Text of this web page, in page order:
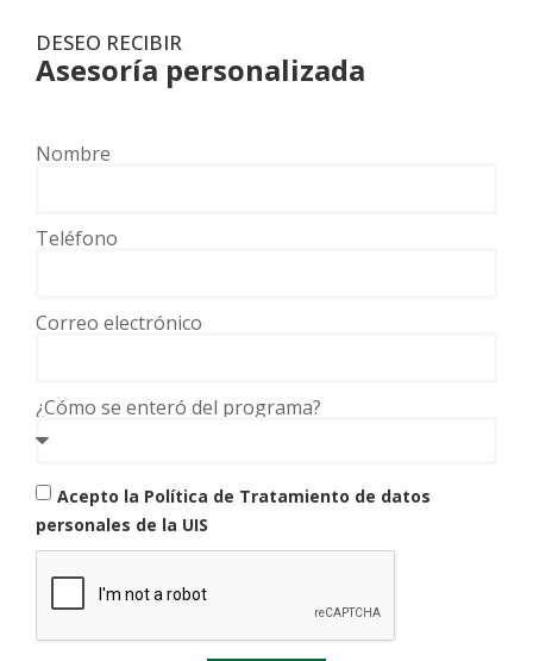
DESEO RECIBIR
Asesoría personalizada
Nombre
Teléfono
Correo electrónico
¿Cómo se enteró del programa?
Acepto la Política de Tratamiento de datos
personales de la UIS